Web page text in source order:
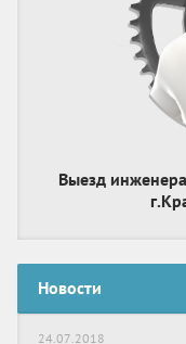
Выезд
Новости
24.07.2018